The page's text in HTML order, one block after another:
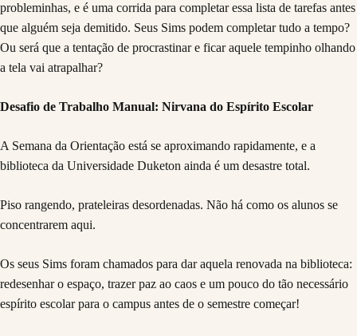
probleminhas, e é uma corrida para completar essa lista de tarefas antes
que alguém seja demitido. Seus Sims podem completar tudo a tempo?
Ou será que a tentação de procrastinar e ficar aquele tempinho olhando
a tela vai atrapalhar?
Desafio de Trabalho Manual: Nirvana do Espírito Escolar
A Semana da Orientação está se aproximando rapidamente, e a
biblioteca da Universidade Duketon ainda é um desastre total.
Piso rangendo, prateleiras desordenadas. Não há como os alunos se
concentrarem aqui.
Os seus Sims foram chamados para dar aquela renovada na biblioteca:
redesenhar o espaço, trazer paz ao caos e um pouco do tão necessário
espírito escolar para o campus antes de o semestre começar!